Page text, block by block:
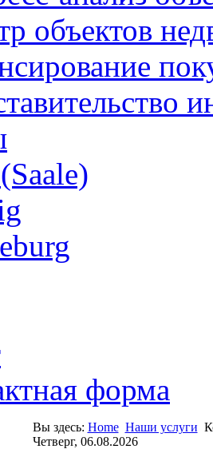
объектов
форма
Вы здесь: Home Наши услуги
Четверг, 06.08.2026